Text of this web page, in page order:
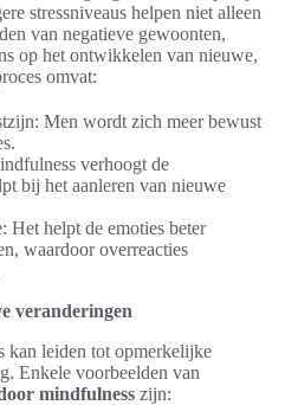
stressniveaus helpen niet alleen
van negatieve gewoonten,
op het ontwikkelen van nieuwe,
omvat:
Men wordt zich meer bewust
verhoogt de
bij het aanleren van nieuwe
Het helpt de emoties beter
waardoor overreacties
veranderingen
kan leiden tot opmerkelijke
Enkele voorbeelden van
mindfulness zijn: